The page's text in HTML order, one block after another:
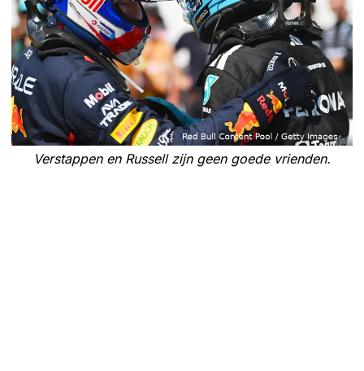
Verstappen en Russell zijn geen goede vrienden.